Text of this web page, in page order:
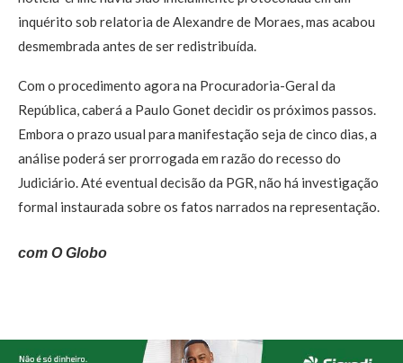
inquérito sob relatoria de Alexandre de Moraes, mas acabou
desmembrada antes de ser redistribuída.
Com o procedimento agora na Procuradoria-Geral da
República, caberá a Paulo Gonet decidir os próximos passos.
Embora o prazo usual para manifestação seja de cinco dias, a
análise poderá ser prorrogada em razão do recesso do
Judiciário. Até eventual decisão da PGR, não há investigação
formal instaurada sobre os fatos narrados na representação.
com O Globo